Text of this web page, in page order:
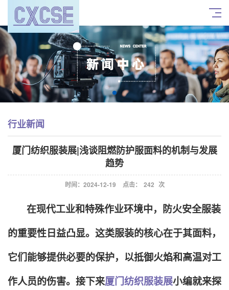
行业新闻
厦门纺织服装展|浅谈阻燃防护服面料的机制与发展
趋势
时间：2024-12-19 点击： 242 次
在现代工业和特殊作业环境中，防火安全服装
的重要性日益凸显。这类服装的核心在于其面料，
它们能够提供必要的保护，以抵御火焰和高温对工
作人员的伤害。接下来厦门纺织服装展小编就来探